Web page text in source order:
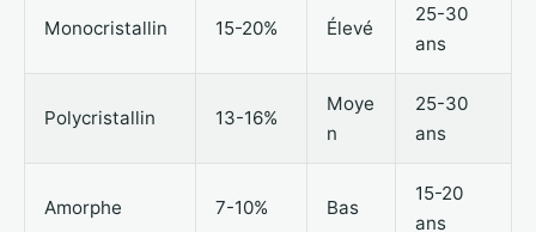
Monocristallin 15-20% Élevé
25-30
ans
Polycristallin 13-16%
Moye
n
25-30
ans
Amorphe 7-10% Bas
15-20
ans